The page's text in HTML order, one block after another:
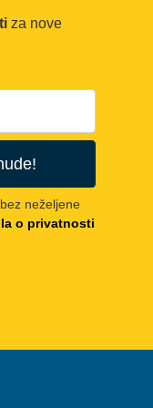
za nove
neželjene
o privatnosti